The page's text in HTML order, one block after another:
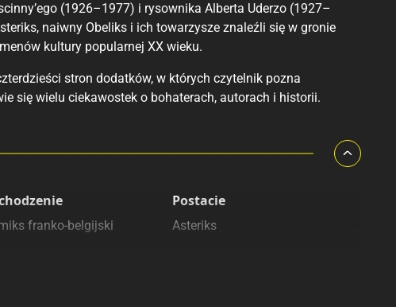
(1926–1977) i rysownika Alberta Uderzo (1927–
naiwny Obeliks i ich towarzysze znaleźli się w gronie
kultury popularnej XX wieku.
stron dodatków, w których czytelnik pozna
się wielu ciekawostek o bohaterach, autorach i historii.
franko-belgijski
Postacie
Asteriks